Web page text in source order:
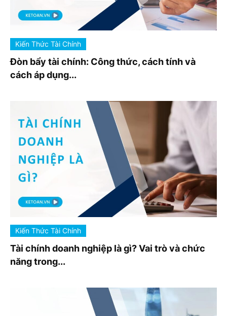
Kiến Thức Tài Chính
Đòn bẩy tài chính: Công thức, cách tính và
cách áp dụng...
Kiến Thức Tài Chính
Tài chính doanh nghiệp là gì? Vai trò và chức
năng trong...